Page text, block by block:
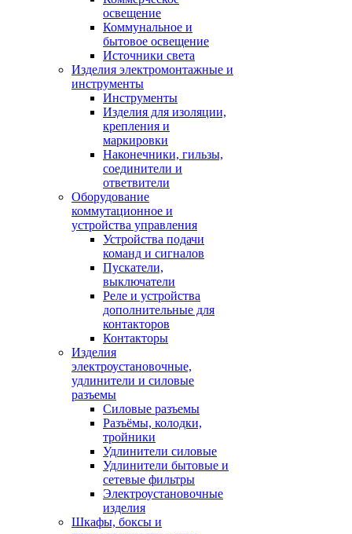
освещение
Коммунальное и
бытовое освещение
Источники света
Изделия электромонтажные и
инструменты
Инструменты
Изделия для изоляции,
крепления и
маркировки
Наконечники, гильзы,
соединители и
ответвители
Оборудование
коммутационное и
устройства управления
Устройства подачи
команд и сигналов
Пускатели,
выключатели
Реле и устройства
дополнительные для
контакторов
Контакторы
Изделия
электроустановочные,
удлинители и силовые
разъемы
Силовые разъемы
Разъёмы, колодки,
тройники
Удлинители силовые
Удлинители бытовые и
сетевые фильтры
Электроустановочные
изделия
Шкафы, боксы и